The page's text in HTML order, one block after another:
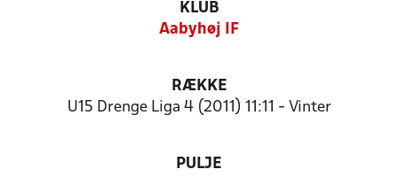
KLUB
Aabyhøj IF
RÆKKE
U15 Drenge Liga 4 (2011) 11:11 - Vinter
PULJE